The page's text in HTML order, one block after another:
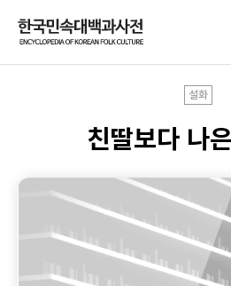
설화
친딸보다 나